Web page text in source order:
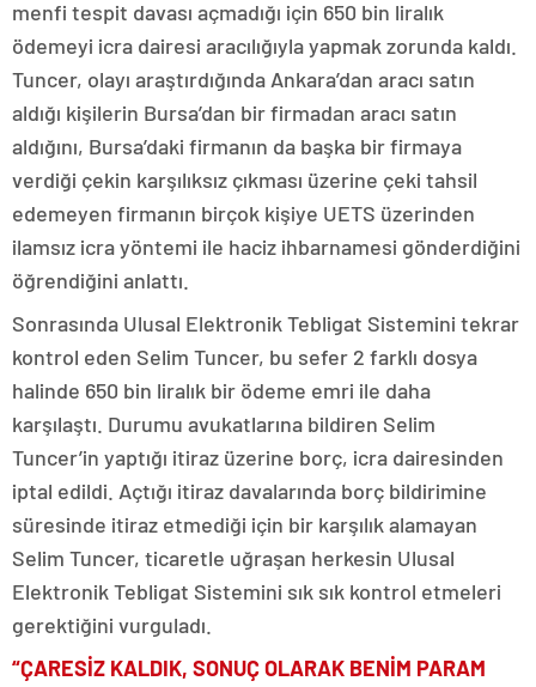
menfi tespit davası açmadığı için 650 bin liralık
ödemeyi icra dairesi aracılığıyla yapmak zorunda kaldı.
Tuncer, olayı araştırdığında Ankara’dan aracı satın
aldığı kişilerin Bursa’dan bir firmadan aracı satın
aldığını, Bursa’daki firmanın da başka bir firmaya
verdiği çekin karşılıksız çıkması üzerine çeki tahsil
edemeyen firmanın birçok kişiye UETS üzerinden
ilamsız icra yöntemi ile haciz ihbarnamesi gönderdiğini
öğrendiğini anlattı.
Sonrasında Ulusal Elektronik Tebligat Sistemini tekrar
kontrol eden Selim Tuncer, bu sefer 2 farklı dosya
halinde 650 bin liralık bir ödeme emri ile daha
karşılaştı. Durumu avukatlarına bildiren Selim
Tuncer’in yaptığı itiraz üzerine borç, icra dairesinden
iptal edildi. Açtığı itiraz davalarında borç bildirimine
süresinde itiraz etmediği için bir karşılık alamayan
Selim Tuncer, ticaretle uğraşan herkesin Ulusal
Elektronik Tebligat Sistemini sık sık kontrol etmeleri
gerektiğini vurguladı.
“ÇARESİZ KALDIK, SONUÇ OLARAK BENİM PARAM